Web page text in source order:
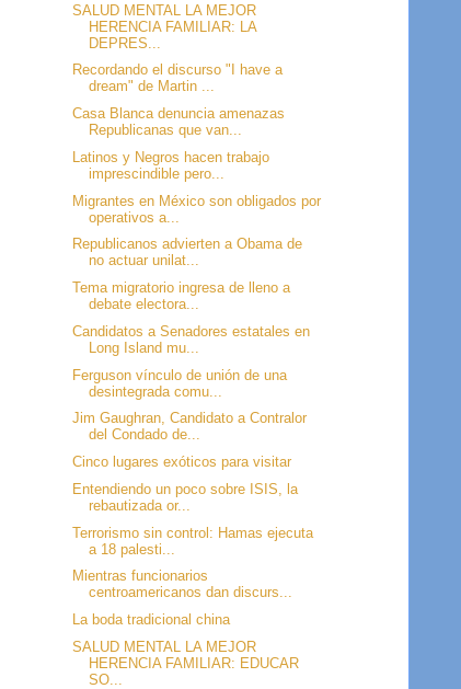
SALUD MENTAL LA MEJOR
HERENCIA FAMILIAR: LA
DEPRES...
Recordando el discurso "I have a
dream" de Martin ...
Casa Blanca denuncia amenazas
Republicanas que van...
Latinos y Negros hacen trabajo
imprescindible pero...
Migrantes en México son obligados por
operativos a...
Republicanos advierten a Obama de
no actuar unilat...
Tema migratorio ingresa de lleno a
debate electora...
Candidatos a Senadores estatales en
Long Island mu...
Ferguson vínculo de unión de una
desintegrada comu...
Jim Gaughran, Candidato a Contralor
del Condado de...
Cinco lugares exóticos para visitar
Entendiendo un poco sobre ISIS, la
rebautizada or...
Terrorismo sin control: Hamas ejecuta
a 18 palesti...
Mientras funcionarios
centroamericanos dan discurs...
La boda tradicional china
SALUD MENTAL LA MEJOR
HERENCIA FAMILIAR: EDUCAR
SO...